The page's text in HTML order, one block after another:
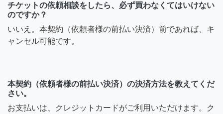
チケットの依頼相談をしたら、必ず買わなくてはいけない
のですか？
いいえ。本契約（依頼者様の前払い決済）前であれば、キ
ャンセル可能です。
本契約（依頼者様の前払い決済）の決済方法を教えてくだ
さい。
お支払いは、クレジットカードがご利用いただけます。ク